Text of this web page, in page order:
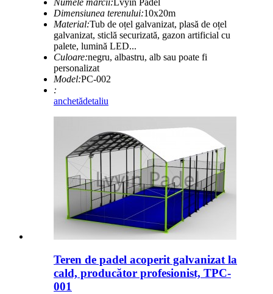
Dimensiunea terenului:10x20m
Material:Tub de oțel galvanizat, plasă de oțel
galvanizat, sticlă securizată, gazon artificial cu
palete, lumină LED...
Culoare:negru, albastru, alb sau poate fi
personalizat
Model:PC-002
:
anchetădetaliu
Teren de padel acoperit galvanizat la
cald, producător profesionist, TPC-
001